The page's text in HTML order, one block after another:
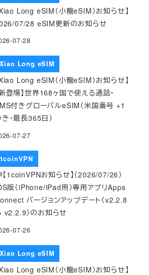
Xiao Long eSIM（小龍eSIM）お知らせ】
07/28 eSIM更新のお知らせ
07-28
Xiao Long eSIM
Xiao Long eSIM（小龍eSIM）お知らせ】
新登場】世界168ヶ国で使える通話・
付きグローバルeSIM（米国番号 +1
・最長365日）
07-27
1coinVPN
【1coinVPNお知らせ】（2026/07/26）
版（iPhone/iPad用）専用アプリApps
バージョンアップデート（v2.2.8
）のお知らせ
07-26
Xiao Long eSIM
Xiao Long eSIM（小龍eSIM）お知らせ】